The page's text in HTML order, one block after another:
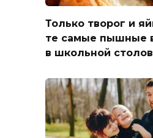
Только творог и
те самые пышные
в школьной